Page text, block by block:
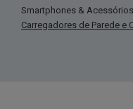
Smartphones & Acessórios
Carregadores de Parede e